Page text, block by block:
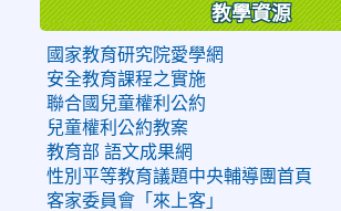
教學資源
國家教育研究院愛學網
安全教育課程之實施
聯合國兒童權利公約
兒童權利公約教案
教育部 語文成果網
性別平等教育議題中央輔導團首頁
客家委員會「來上客」